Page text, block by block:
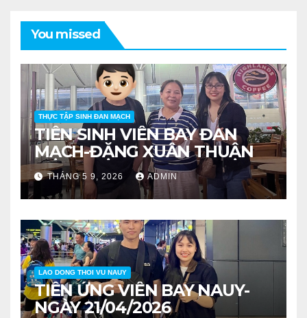
You missed
THỰC TẬP SINH ĐAN MẠCH
TIỄN SINH VIÊN BAY ĐAN
MẠCH-ĐẶNG XUÂN THUẬN
THÁNG 5 9, 2026 ADMIN
LAO DONG THOI VU NAUY
TIỄN ỨNG VIÊN BAY NAUY-
NGÀY 21/04/2026